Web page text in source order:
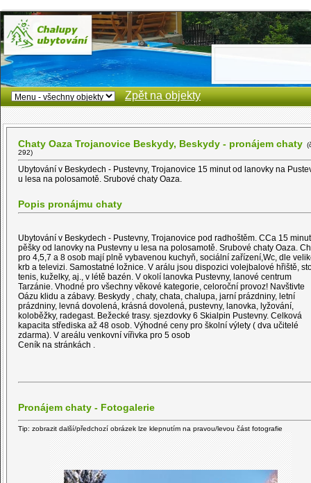
Zpět na objekty
Chaty Oaza Trojanovice Beskydy, Beskydy - pronájem chaty
292)
Ubytování v Beskydech - Pustevny, Trojanovice 15 minut od lanovky na
u lesa na polosamotě. Srubové chaty Oaza.
Popis pronájmu chaty
Ubytování v Beskydech - Pustevny, Trojanovice pod radhoštěm. CCa 15 minut
pěšky od lanovky na Pustevny u lesa na polosamotě. Srubové chaty Oaza.
pro 4,5,7 a 8 osob mají plně vybavenou kuchyň, sociální zařízení,Wc, dle
krb a televizi. Samostatné ložnice. V arálu jsou dispozici volejbalové hřiště,
tenis, kuželky, aj., v létě bazén. V okolí lanovka Pustevny, lanové centrum
Tarzánie. Vhodné pro všechny věkové kategorie, celoroční provoz! Navštivte
Oázu klidu a zábavy. Beskydy , chaty, chata, chalupa, jarní prázdniny, letní
prázdniny, levná dovolená, krásná dovolená, pustevny, lanovka, lyžování,
koloběžky, radegast. Bežecké trasy. sjezdovky 6 Skialpin Pustevny. Celková
kapacita střediska až 48 osob. Výhodné ceny pro školní výlety ( dva učitelé
zdarma). V areálu venkovní vířivka pro 5 osob
Ceník na stránkách .
Pronájem chaty - Fotogalerie
Tip: zobrazit další/předchozí obrázek lze klepnutím na pravou/levou část fotografie